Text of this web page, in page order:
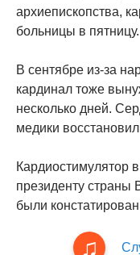
архиепископства,
больницы в пятницу.
В сентябре из-за
кардинал тоже
несколько дней.
медики
Кардиостимулятор
президенту страны
были